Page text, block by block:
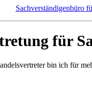
Sachverständigenbüro
für
bin ich für